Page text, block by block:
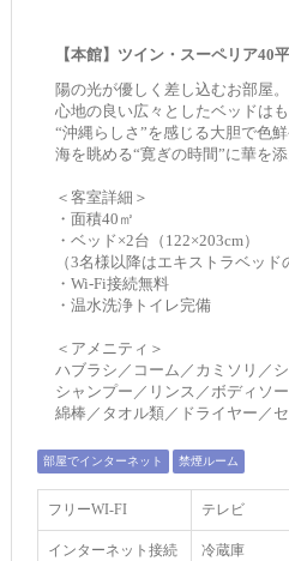
【本館】ツイン・スーペリア40
陽の光が優しく差し込むお部屋。
心地の良い広々としたベッドはも
“沖縄らしさ”を感じる大胆で色
海を眺める“寛ぎの時間”に華を
＜客室詳細＞
・面積40㎡
・ベッド×2台（122×203cm）
（3名様以降はエキストラベッド
・Wi-Fi接続無料
・温水洗浄トイレ完備
＜アメニティ＞
ハブラシ／コーム／カミソリ／
シャンプー／リンス／ボディソ
綿棒／タオル類／ドライヤー／
部屋でインターネット 禁煙ルーム
フリーWI‐FI テレビ
インターネット接続
冷蔵庫